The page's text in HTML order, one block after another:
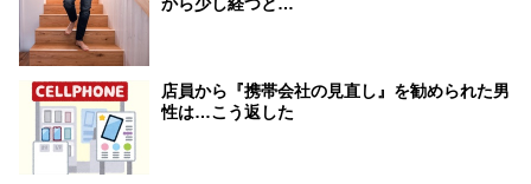
店員から『携帯会社の見直し』を勧められた男
性は…こう返した